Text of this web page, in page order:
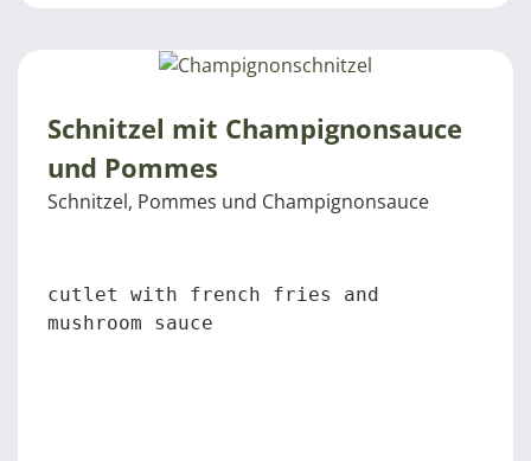
Schnitzel mit Champignonsauce
und Pommes
Schnitzel, Pommes und Champignonsauce
cutlet with french fries and
mushroom sauce